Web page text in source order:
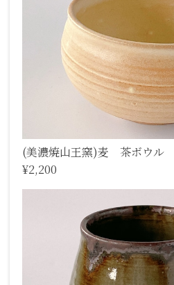
(美濃焼山王窯)麦 茶ボウル
¥2,200